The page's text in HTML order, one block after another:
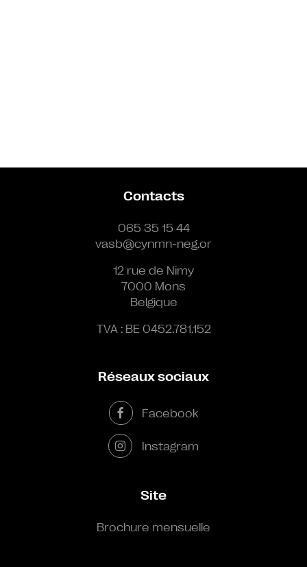
Contacts
065 35 15 44
vasb@cynmn-neg.or
12 rue de Nimy
7000 Mons
Belgique
TVA : BE 0452.781.152
Réseaux sociaux
Facebook
Instagram
Site
Brochure mensuelle